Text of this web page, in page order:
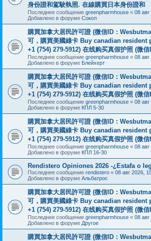
身份證和駕駛執照. 在線購買日本身份證和
Последнее сообщение greenpharmhouse « 08
Добавлено в форуме Сокол
購買加拿大居民許可證 (微信ID：
可，購買美國綠卡 Buy canadian resident
+1 (754) 279-5912) 在线购买真假护照 (微
Последнее сообщение greenpharmhouse « 08
Добавлено в форуме Блейхерт
購買加拿大居民許可證 (微信ID：
可，購買美國綠卡 Buy canadian resident
+1 (754) 279-5912) 在线购买真假护照 (微
Последнее сообщение greenpharmhouse « 08
Добавлено в форуме КПЛ 5-30
購買加拿大居民許可證 (微信ID：
可，購買美國綠卡 Buy canadian resident
+1 (754) 279-5912) 在线购买真假护照 (微
Последнее сообщение greenpharmhouse « 08
Добавлено в форуме КПЛ 16-30
Rendistero Opiniones 2026 -¿Estafa o
Последнее сообщение rendistero « 08 авг 2026,
Добавлено в форуме Альбатрос
購買加拿大居民許可證 (微信ID：
可，購買美國綠卡 Buy canadian resident
+1 (754) 279-5912) 在线购买真假护照 (微
Последнее сообщение greenpharmhouse « 08
Добавлено в форуме Другое
購買加拿大居民許可證 (微信ID：